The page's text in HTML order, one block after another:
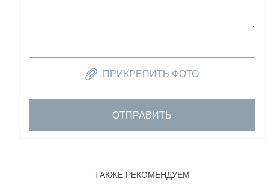
ПРИКРЕПИТЬ ФОТО
ОТПРАВИТЬ
ТАКЖЕ РЕКОМЕНДУЕМ